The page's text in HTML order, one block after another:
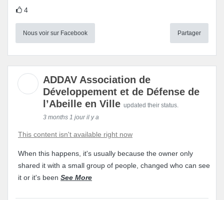
4
Nous voir sur Facebook Partager
ADDAV Association de
Développement et de Défense de
l’Abeille en Ville updated their status.
3 months 1 jour il y a
This content isn't available right now
When this happens, it's usually because the owner only
shared it with a small group of people, changed who can see
it or it's been See More